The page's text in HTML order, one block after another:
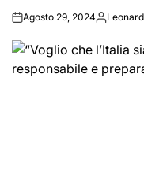
onAgosto 29, 2024Posted